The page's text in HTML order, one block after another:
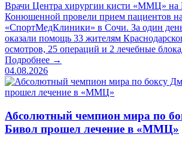
Врачи Центра хирургии кисти «ММЦ» на
Конюшенной провели прием пациентов на
«СпортМедКлиники» в Сочи. За один
оказали помощь 33 жителям
осмотров, 25 операций и 2 лечебные
Подробнее →
04.08.2026
Абсолютный чемпион мира по
Бивол прошел лечение в «ММЦ»